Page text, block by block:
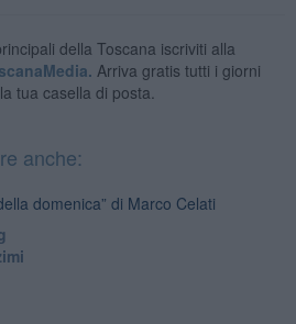
della Toscana iscriviti alla
Arriva gratis tutti i giorni
tua casella di posta.
anche:
domenica” di Marco Celati